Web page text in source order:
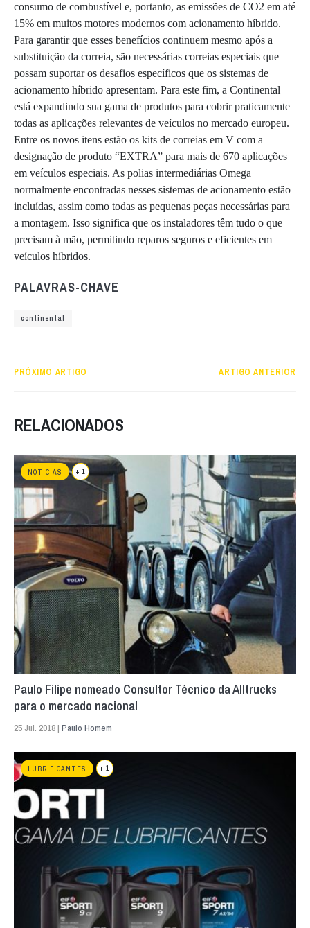
consumo de combustível e, portanto, as emissões de CO2 em até
15% em muitos motores modernos com acionamento híbrido.
Para garantir que esses benefícios continuem mesmo após a
substituição da correia, são necessárias correias especiais que
possam suportar os desafios específicos que os sistemas de
acionamento híbrido apresentam. Para este fim, a Continental
está expandindo sua gama de produtos para cobrir praticamente
todas as aplicações relevantes de veículos no mercado europeu.
Entre os novos itens estão os kits de correias em V com a
designação de produto “EXTRA” para mais de 670 aplicações
em veículos especiais. As polias intermediárias Omega
normalmente encontradas nesses sistemas de acionamento estão
incluídas, assim como todas as pequenas peças necessárias para
a montagem. Isso significa que os instaladores têm tudo o que
precisam à mão, permitindo reparos seguros e eficientes em
veículos híbridos.
PALAVRAS-CHAVE
continental
PRÓXIMO ARTIGO ARTIGO ANTERIOR
RELACIONADOS
NOTÍCIAS + 1
Paulo Filipe nomeado Consultor Técnico da Alltrucks
para o mercado nacional
25 Jul. 2018 | Paulo Homem
LUBRIFICANTES + 1